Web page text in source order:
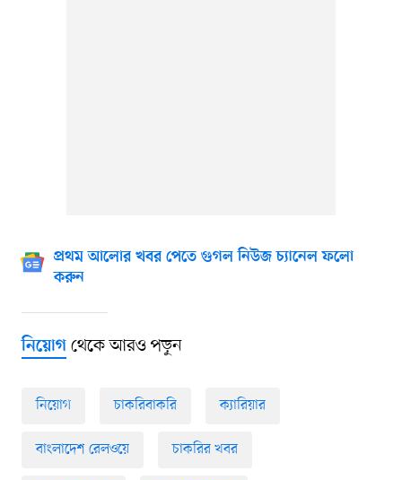
প্রথম আলোর খবর পেতে গুগল নিউজ চ্যানেল ফলো
করুন
নিয়োগথেকে আরও পড়ুন
নিয়োগ চাকরিবাকরি ক্যারিয়ার
বাংলাদেশ রেলওয়ে চাকরির খবর